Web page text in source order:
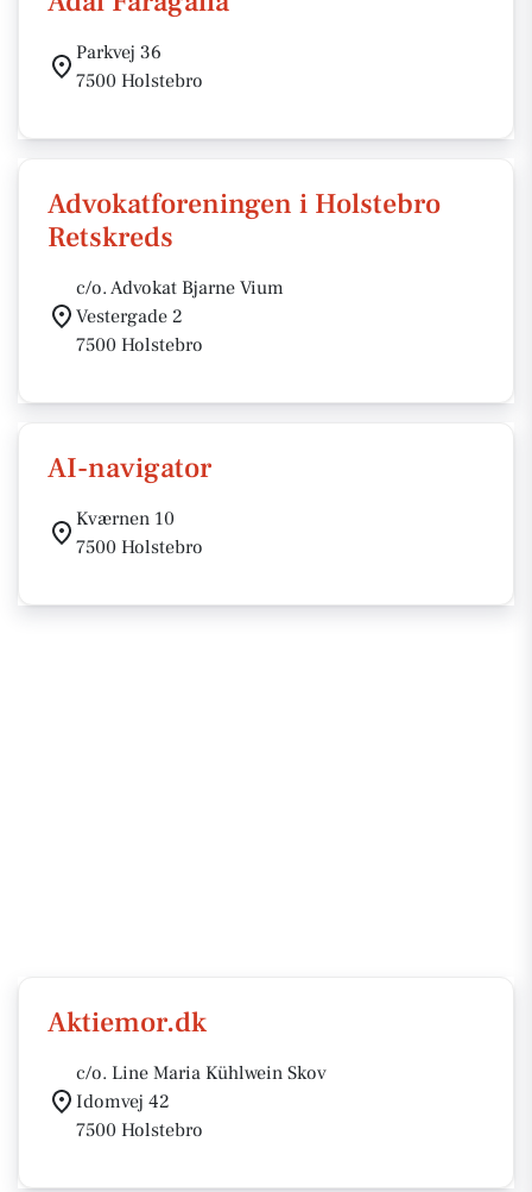
Parkvej 36
7500 Holstebro
Advokatforeningen i Holstebro
Retskreds
c/o. Advokat Bjarne Vium
Vestergade 2
7500 Holstebro
AI-navigator
Kværnen 10
7500 Holstebro
Aktiemor.dk
c/o. Line Maria Kühlwein Skov
Idomvej 42
7500 Holstebro